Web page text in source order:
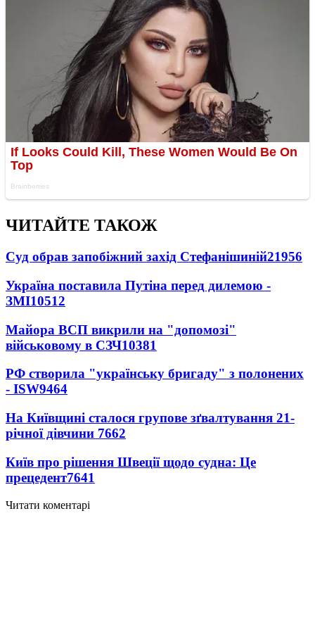
ЧИТАЙТЕ ТАКОЖ
Суд обрав запобіжний захід Стефанішиній21956
Україна поставила Путіна перед дилемою -
ЗМІ10512
Майора ВСП викрили на "допомозі"
військовому в СЗЧ10381
РФ створила "українську бригаду" з полонених
- ISW9464
На Київщині сталося групове зґвалтування 21-
річної дівчини 7662
Київ про рішення Швеції щодо судна: Це
прецедент7641
Читати коментарі